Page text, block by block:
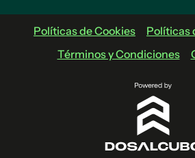
Políticas de Cookies
Políticas
Términos y Condiciones